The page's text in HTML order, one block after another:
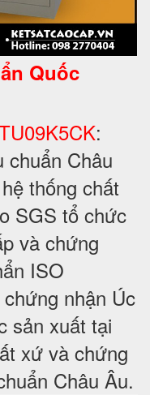
Quốc
:
Châu
thống chất
SGS tổ chức
và chứng
ISO
nhận Úc
sản xuất tại
xứ và chứng
Châu Âu.